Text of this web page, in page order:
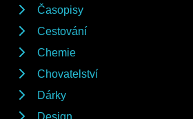
Časopisy
Cestování
Chemie
Chovatelství
Dárky
Design